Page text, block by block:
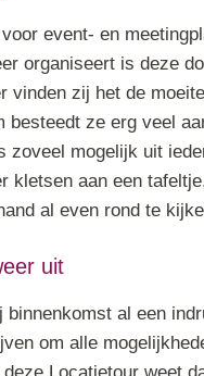
event- en
organiseert is deze
vinden zij het de
besteedt ze erg veel
zoveel mogelijk uit
kletsen aan een
al even rond te
uit
al een
om alle